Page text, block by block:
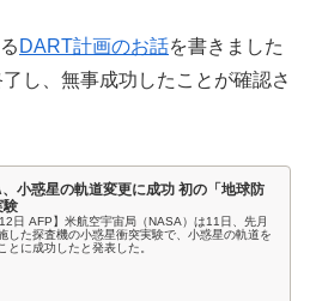
DART計画のお話を書きました
し、無事成功したことが確認さ
小惑星の軌道変更に成功 初の「地球防
験
12日 AFP】米航空宇宙局（NASA）は11日、先月
した探査機の小惑星衝突実験で、小惑星の軌道を
とに成功したと発表した。